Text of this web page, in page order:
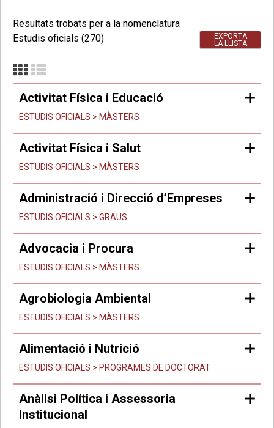
Resultats trobats per a la nomenclatura
Estudis oficials (270)
EXPORTA
LA LLISTA
Activitat Física i Educació
ESTUDIS OFICIALS > MÀSTERS
Activitat Física i Salut
ESTUDIS OFICIALS > MÀSTERS
Administració i Direcció d’Empreses
ESTUDIS OFICIALS > GRAUS
Advocacia i Procura
ESTUDIS OFICIALS > MÀSTERS
Agrobiologia Ambiental
ESTUDIS OFICIALS > MÀSTERS
Alimentació i Nutrició
ESTUDIS OFICIALS > PROGRAMES DE DOCTORAT
Anàlisi Política i Assessoria
Institucional